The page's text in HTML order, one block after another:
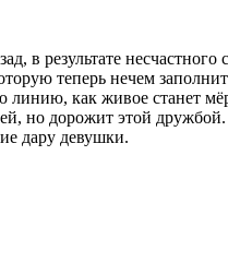
результате несчастного
теперь нечем
линию, как живое станет
но дорожит этой
дару девушки.